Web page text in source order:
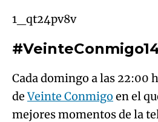
1_qt24pv8v
Cada domingo a las 22:00
deVeinte Conmigo en el
mejores momentos de la